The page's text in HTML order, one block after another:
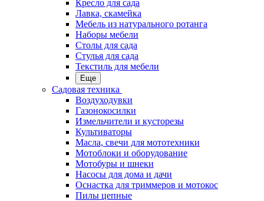
Кресло для сада
Лавка, скамейка
Мебель из натурального ротанга
Наборы мебели
Столы для сада
Стулья для сада
Текстиль для мебели
Еще
Садовая техника
Воздуходувки
Газонокосилки
Измельчители и кусторезы
Культиваторы
Масла, свечи для мототехники
Мотоблоки и оборудование
Мотобуры и шнеки
Насосы для дома и дачи
Оснастка для триммеров и мотокос
Пилы цепные